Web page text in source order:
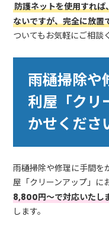
防護ネットを使用すれ
ないですが、完全に放置
ついてもお気軽にご相談
雨樋掃除や
利屋「クリ
かせくださ
雨樋掃除や修理に手間を
屋「クリーンアップ」に
8,800円～で対応いたし
します。